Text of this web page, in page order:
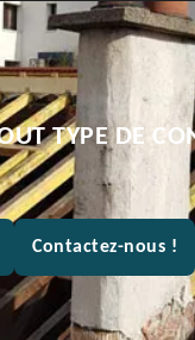
TYPE DE
Contactez-nous !